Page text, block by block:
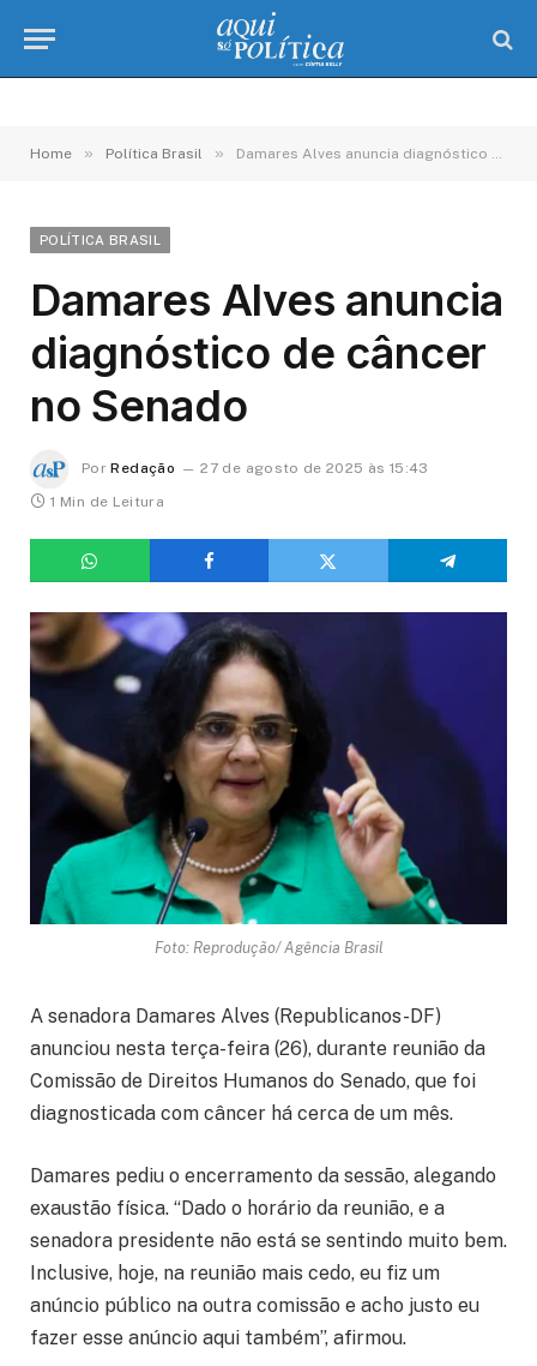
Home » Política Brasil » Damares Alves anuncia diagnóstico de câncer no Senado
POLÍTICA BRASIL
Damares Alves anuncia
diagnóstico de câncer
no Senado
Por Redação
27 de agosto de 2025 às 15:43
1 Min de Leitura
Foto: Reprodução/ Agência Brasil
A senadora Damares Alves (Republicanos-DF)
anunciou nesta terça-feira (26), durante reunião da
Comissão de Direitos Humanos do Senado, que foi
diagnosticada com câncer há cerca de um mês.
Damares pediu o encerramento da sessão, alegando
exaustão física. “Dado o horário da reunião, e a
senadora presidente não está se sentindo muito bem.
Inclusive, hoje, na reunião mais cedo, eu fiz um
anúncio público na outra comissão e acho justo eu
fazer esse anúncio aqui também”, afirmou.